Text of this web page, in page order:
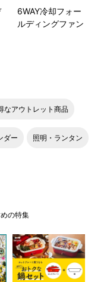
のロゴがワンポイン
6WAY冷却フォー
ルディングファン
なアウトレット商品
ダー 照明・ランタン
の特集